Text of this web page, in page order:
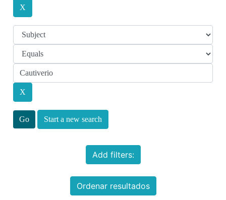
Start a new search
Add filters:
Ordenar resultados